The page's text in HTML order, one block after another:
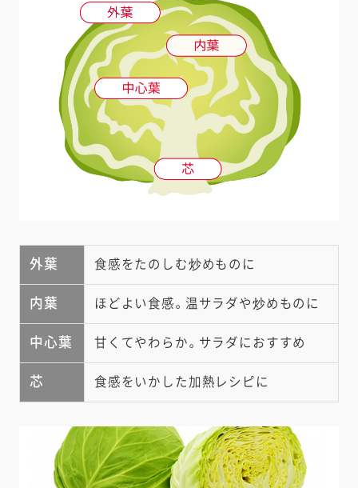
外葉 食感をたのしむ炒めものに
内葉 ほどよい食感。温サラダや炒めものに
中心葉 甘くてやわらか。サラダにおすすめ
芯 食感をいかした加熱レシピに